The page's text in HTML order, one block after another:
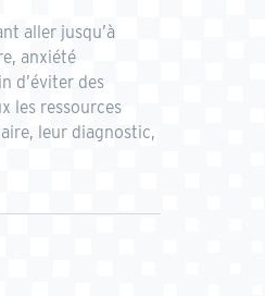
aller jusqu’à
anxiété
d’éviter des
les ressources
leur diagnostic,